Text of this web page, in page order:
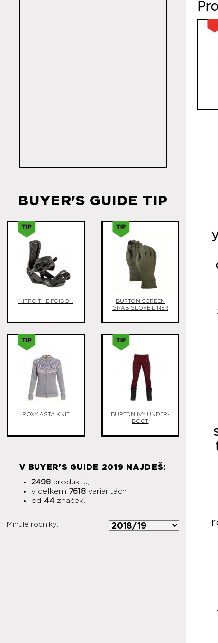
BUYER'S GUIDE TIP
NITRO THE POISON
BURTON SCREEN
GRAB GLOVE LINER
ROXY ASTA KNIT
BURTON IVY UNDER-
BOOT
V BUYER'S GUIDE 2019 NAJDEŠ:
2498 produktů,
v celkem 7618 variantách,
od 44 značek.
Minulé ročníky: